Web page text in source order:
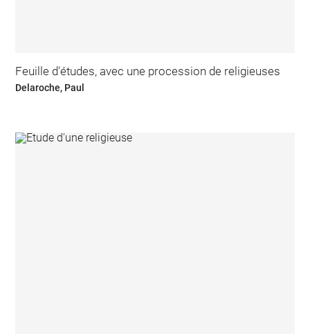
Feuille d'études, avec une procession de religieuses
Delaroche, Paul